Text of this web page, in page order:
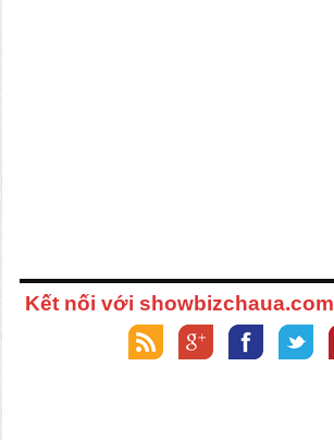
Kết nối với showbizchaua.com